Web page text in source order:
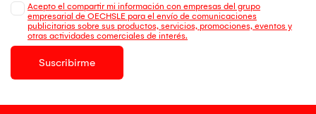
Acepto el compartir mi información con empresas del grupo
empresarial de OECHSLE para el envío de comunicaciones
publicitarias sobre sus productos, servicios, promociones, eventos y
otras actividades comerciales de interés.
Suscribirme